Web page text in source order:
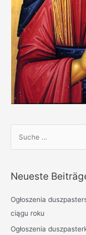
h
n
n
a
Neueste
Ogłoszenia
ciągu roku
Ogłoszenia